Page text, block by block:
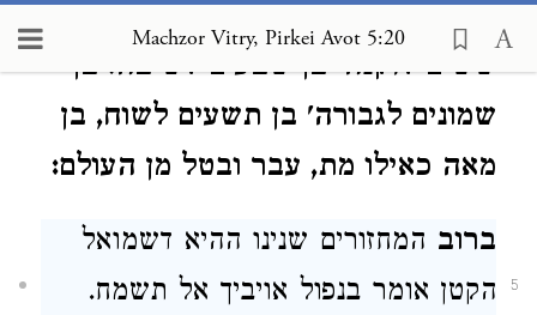
Machzor Vitry, Pirkei Avot 5:20
ארבעים לבינה, בן חמשים לעצה, בן
ששים לזקנה' בן שבעים לשיבה. בן
שמונים לגבורה' בן תשעים לשוח, בן
מאה כאילו מת, עבר ובטל מן העולם:
5
ברוב המחזורים שנינו ההיא דשמואל
הקטן אומר בנפול אויביך אל תשמח.